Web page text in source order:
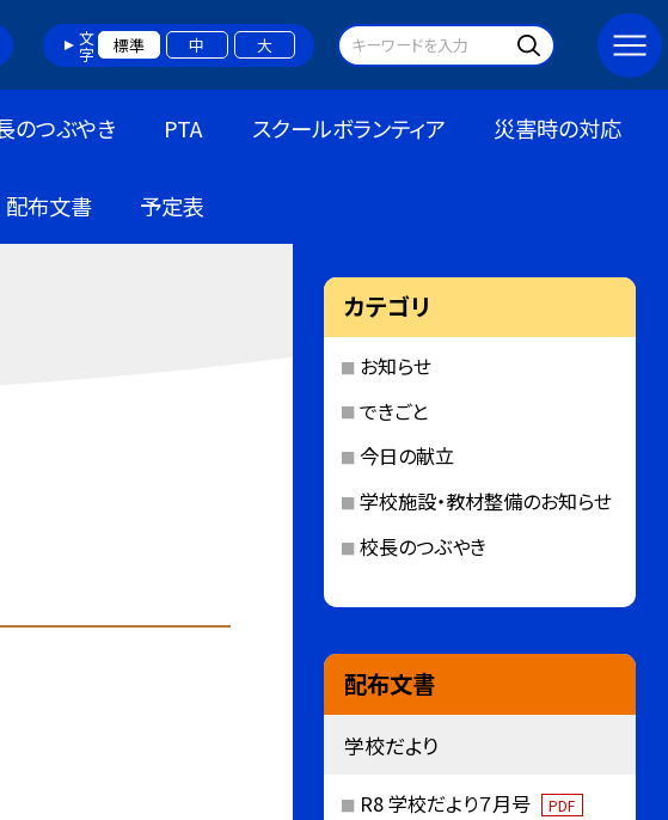
文字 標準 中 大
のつぶやき PTA スクールボランティア 災害時の対応
配布文書 予定表
カテゴリ
お知らせ
できごと
今日の献立
学校施設・教材整備のお知らせ
校長のつぶやき
配布文書
学校だより
R8 学校だより７月号 PDF